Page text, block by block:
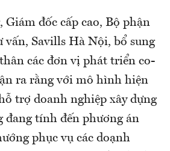
đốc cấp cao, Bộ phận
vấn, Savills Hà Nội, bổ sung
các đơn vị phát triển co-
ra rằng với mô hình hiện
trợ doanh nghiệp xây dựng
đang tính đến phương án
phục vụ các doạnh